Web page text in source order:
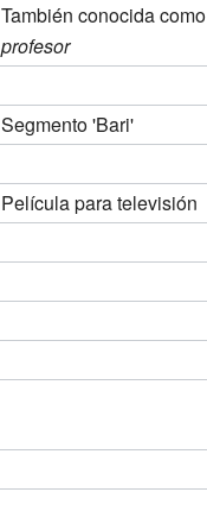
También conocida como
profesor
Segmento 'Bari'
Película para televisión